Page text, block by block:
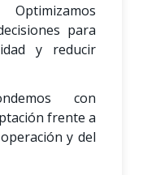
para
y reducir
con
frente a
y del